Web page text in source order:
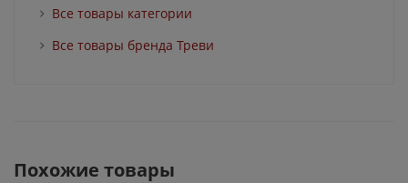
Все товары категории
Все товары бренда Треви
Похожие товары